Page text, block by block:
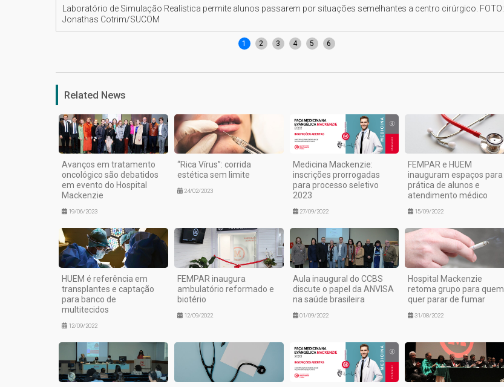
Laboratório de Simulação Realística permite alunos passarem por situações semelhantes a centro cirúrgico. FOTO:
Jonathas Cotrim/SUCOM
1 2 3 4 5 6
Related News
Avanços em tratamento
oncológico são debatidos
em evento do Hospital
Mackenzie
19/06/2023
“Rica Vírus”: corrida
estética sem limite
24/02/2023
Medicina Mackenzie:
inscrições prorrogadas
para processo seletivo
2023
27/09/2022
FEMPAR e HUEM
inauguram espaços para
prática de alunos e
atendimento médico
15/09/2022
HUEM é referência em
transplantes e captação
para banco de
multitecidos
12/09/2022
FEMPAR inaugura
ambulatório reformado e
biotério
12/09/2022
Aula inaugural do CCBS
discute o papel da ANVISA
na saúde brasileira
01/09/2022
Hospital Mackenzie
retoma grupo para quem
quer parar de fumar
31/08/2022